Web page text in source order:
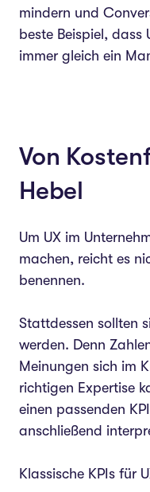
mindern und
beste Beispiel,
immer gleich ein
Von
Hebel
Um UX im
machen, reicht es
benennen.
Stattdessen sollten
werden. Denn
Meinungen sich im
richtigen Expertise
einen passenden
anschließend
Klassische KPIs für